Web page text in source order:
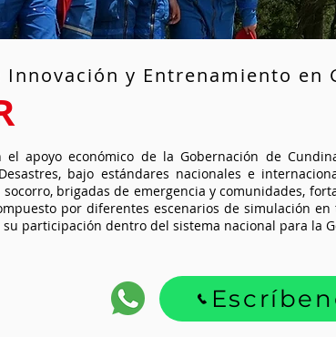
Innovación y Entrenamiento en
el apoyo económico de la Gobernación de
bajo estándares nacionales e
brigadas de emergencia y comunidades,
por diferentes escenarios de simulación
participación dentro del sistema nacional para la